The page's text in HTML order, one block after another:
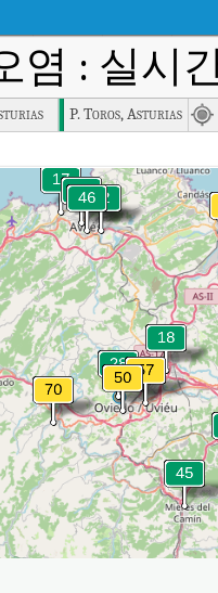
염 : 실시
P. Toros, Asturias